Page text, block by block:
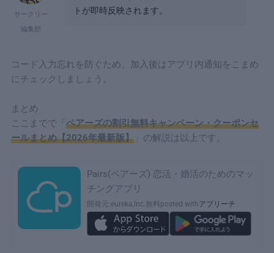
サークリー
編集部
トが即時反映されます。
コード入力忘れを防ぐため、加入後はアプリ内通知をこまめ
にチェックしましょう。
まとめ
ここまでで「ペアーズの割引無料キャンペーン・クーポンセ
ールまとめ【2026年最新版】 」の解説は以上です。
Pairs(ペアーズ) 恋活・婚活のためのマッ
チングアプリ
開発元:eureka,Inc.無料 posted withアプリーチ